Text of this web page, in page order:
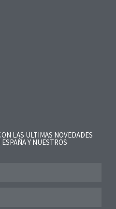
LAS ULTIMAS NOVEDADES
Y NUESTROS